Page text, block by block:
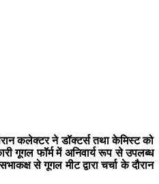
कलेक्टर ने डॉक्टर्स तथा केमिस्ट को
गूगल फॉर्म में अनिवार्य रूप से उपलब्ध
से गूगल मीट द्वारा चर्चा के दौरान